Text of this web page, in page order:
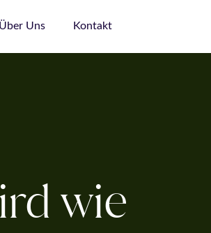
Über Uns Kontakt
wie